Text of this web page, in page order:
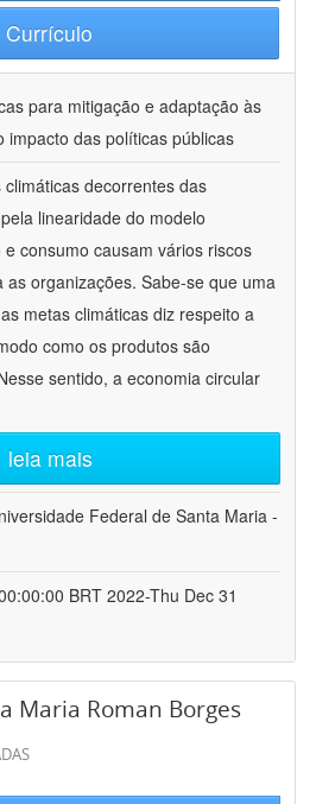
Currículo
para mitigação e adaptação às
impacto das políticas públicas
climáticas decorrentes das
linearidade do modelo
consumo causam vários riscos
organizações. Sabe-se que uma
metas climáticas diz respeito a
como os produtos são
sentido, a economia circular
leia mais
Federal de Santa Maria -
BRT 2022-Thu Dec 31
Maria Roman Borges